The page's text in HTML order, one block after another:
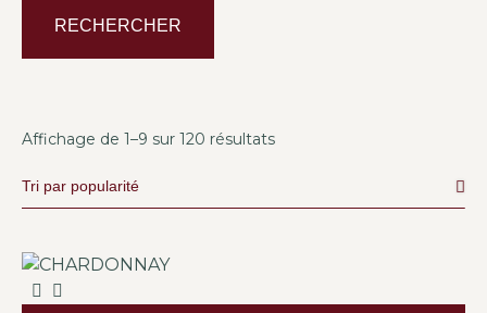
RECHERCHER
Affichage de 1–9 sur 120 résultats